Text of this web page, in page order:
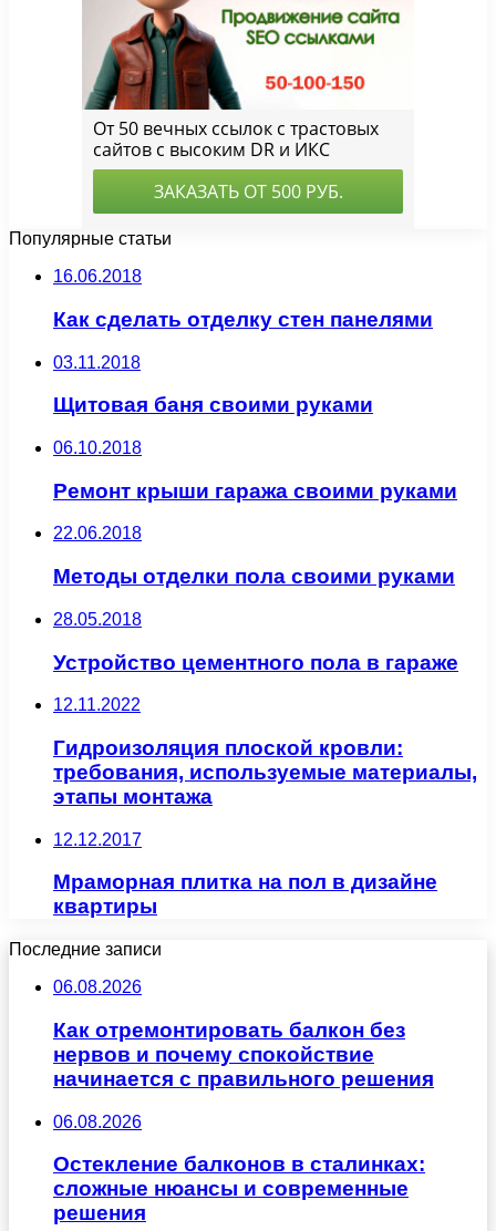
Популярные статьи
16.06.2018
Как сделать отделку стен панелями
03.11.2018
Щитовая баня своими руками
06.10.2018
Ремонт крыши гаража своими руками
22.06.2018
Методы отделки пола своими руками
28.05.2018
Устройство цементного пола в гараже
12.11.2022
Гидроизоляция плоской кровли:
требования, используемые материалы,
этапы монтажа
12.12.2017
Мраморная плитка на пол в дизайне
квартиры
Последние записи
06.08.2026
Как отремонтировать балкон без
нервов и почему спокойствие
начинается с правильного решения
06.08.2026
Остекление балконов в сталинках:
сложные нюансы и современные
решения